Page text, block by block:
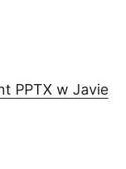
PPTX w Javie